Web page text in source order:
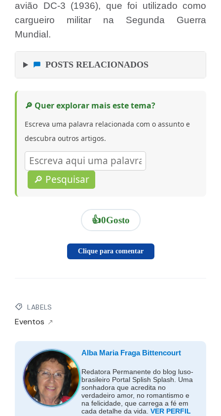
avião DC-3 (1936), que foi utilizado como
cargueiro militar na Segunda Guerra
Mundial.
POSTS RELACIONADOS
🔎 Quer explorar mais este tema?
Escreva uma palavra relacionada com o assunto e
descubra outros artigos.
🔎 Pesquisar
👍0Gosto
Clique para comentar
LABELS
Eventos
Alba Maria Fraga Bittencourt
Redatora Permanente do blog luso-
brasileiro Portal Splish Splash. Uma
sonhadora que acredita no
verdadeiro amor, no romantismo e
na felicidade, que carrega a fé em
cada detalhe da vida. VER PERFIL